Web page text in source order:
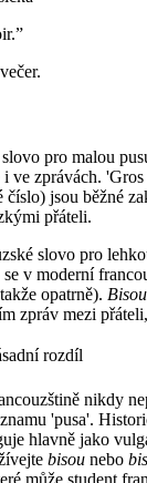
”
pro malou
ve zprávách.
číslo) jsou běžné
přáteli.
slovo pro
v moderní
opatrně).
zpráv mezi
rozdíl
nikdy
'pusa'.
hlavně jako
bisou nebo